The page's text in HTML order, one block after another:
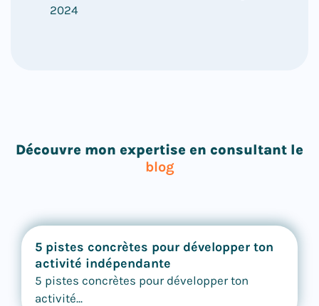
2024
Découvre mon expertise en consultant le
blog
5 pistes concrètes pour développer ton
activité indépendante
5 pistes concrètes pour développer ton
activité...